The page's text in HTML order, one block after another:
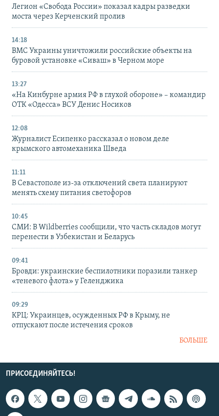
Легион «Свобода России» показал кадры разведки
моста через Керченский пролив
14:18
ВМС Украины уничтожили российские объекты на
буровой установке «Сиваш» в Черном море
13:27
«На Кинбурне армия РФ в глухой обороне» – командир
ОТК «Одесса» ВСУ Денис Носиков
12:08
Журналист Есипенко рассказал о новом деле
крымского автомеханика Шведа
11:11
В Севастополе из-за отключений света планируют
менять схему питания светофоров
10:45
СМИ: В Wildberries сообщили, что часть складов могут
перенести в Узбекистан и Беларусь
09:41
Бровди: украинские беспилотники поразили танкер
«теневого флота» у Геленджика
09:29
КРЦ: Украинцев, осужденных РФ в Крыму, не
отпускают после истечения сроков
БОЛЬШЕ
ПРИСОЕДИНЯЙТЕСЬ!